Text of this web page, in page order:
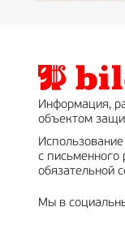
Информация,
объектом
с
обязательной
Мы в